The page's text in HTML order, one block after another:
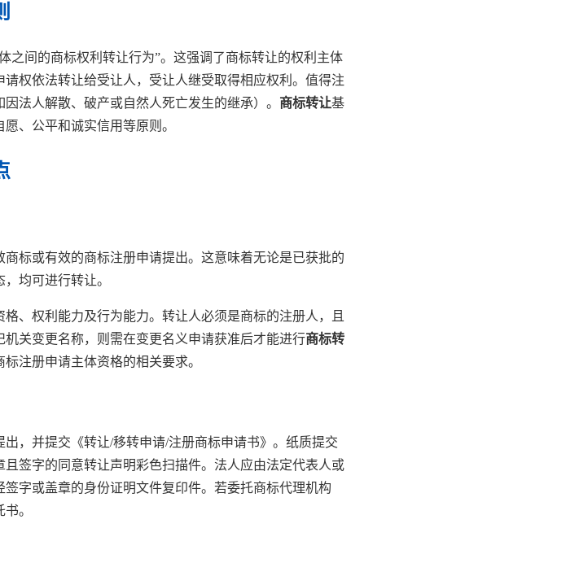
之间的商标权利转让行为”。这强调了商标转让的权利主体
权依法转让给受让人，受让人继受取得相应权利。值得注
法人解散、破产或自然人死亡发生的继承）。 商标转让基
、公平和诚实信用等原则。
商标或有效的商标注册申请提出。这意味着无论是已获批的
均可进行转让。
、权利能力及行为能力。转让人必须是商标的注册人，且
关变更名称，则需在变更名义申请获准后才能进行商标转
注册申请主体资格的相关要求。
，并提交《转让/移转申请/注册商标申请书》。纸质提交
签字的同意转让声明彩色扫描件。法人应由法定代表人或
字或盖章的身份证明文件复印件。若委托商标代理机构
。